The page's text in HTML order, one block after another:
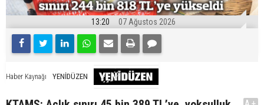
13:20 07 Ağustos 2026
Haber Kaynağı YENİDÜZEN